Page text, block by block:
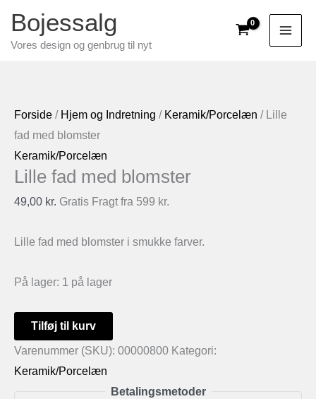
indholdet
Bojessalg
Vores design og genbrug til nyt
Forside / Hjem og Indretning / Keramik/Porcelæn / Lille
fad med blomster
Keramik/Porcelæn
Lille fad med blomster
49,00 kr. Gratis Fragt fra 599 kr.
Lille fad med blomster i smukke farver.
På lager: 1 på lager
Lille
fad
Tilføj til kurv
Varenummer (SKU): 00000800 Kategori:
Keramik/Porcelæn
Betalingsmetoder